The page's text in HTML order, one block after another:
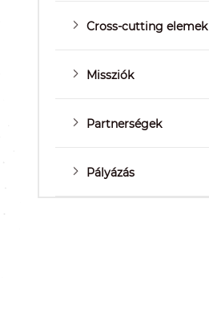
Cross-cutting elemek
Missziók
Partnerségek
Pályázás